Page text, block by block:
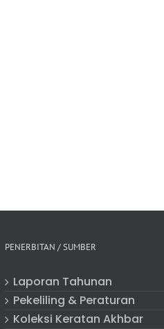
PENERBITAN / SUMBER
Laporan Tahunan
Pekeliling & Peraturan
Koleksi Keratan Akhbar